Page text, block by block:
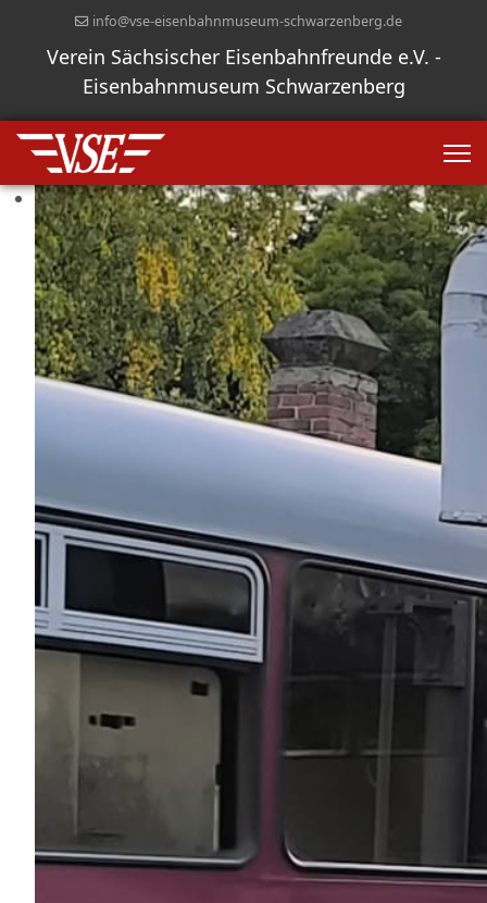
info@vse-eisenbahnmuseum-schwarzenberg.de
Verein Sächsischer Eisenbahnfreunde e.V. -
Eisenbahnmuseum Schwarzenberg